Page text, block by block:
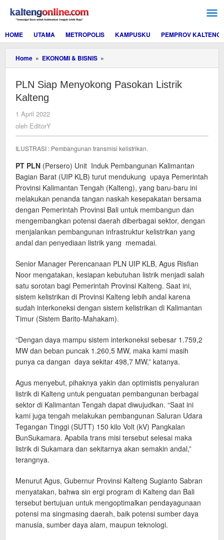
konten
HOME
UTAMA METROPOLIS KAMPUSKU PEMPROV KALTENG
Home » EKONOMI & BISNIS »
Siap
Pasokan
PLN Siap Menyokong Pasokan Listrik
Kalteng
1 April 2022
oleh EditorY
ILUSTRASI : Pembangunan transmisi kelistrikan.
PT PLN (Persero) Unit Induk Pembangunan Kalimantan
Bagian Barat (UIP KLB) turut mendukung upaya Pemerintah
Provinsi Kalimantan Tengah (Kalteng), yang baru-baru ini
melakukan penanda tangan naskah kesepakatan bersama
dengan Pemerintah Provinsi Bali untuk membangun dan
mengembangkan potensi daerah diberbagai sektor, dengan
menjalankan pembangunan infrastruktur kelistrikan yang
andal dan penyediaan listrik yang memadai.
Senior Manager Perencanaan PLN UIP KLB, Agus Risfian
Noor mengatakan, kesiapan kebutuhan listrik menjadi salah
satu sorotan bagi Pemerintah Provinsi Kalteng. Saat ini,
sistem kelistrikan di Provinsi Kalteng lebih andal karena
sudah interkoneksi dengan sistem kelistrikan di Kalimantan
Timur (Sistem Barito-Mahakam).
“Dengan daya mampu sistem interkoneksi sebesar 1.759,2
MW dan beban puncak 1.260,5 MW, maka kami masih
punya ca dangan daya sekitar 498,7 MW,” katanya.
Agus menyebut, pihaknya yakin dan optimistis penyaluran
listrik di Kalteng untuk penguatan pembangunan berbagai
sektor di Kalimantan Tengah dapat diwujudkan. “Saat ini
kami juga tengah melakukan pembangunan Saluran Udara
Tegangan Tinggi (SUTT) 150 kilo Volt (kV) Pangkalan
BunSukamara. Apabila trans misi tersebut selesai maka
listrik di Sukamara dan sekitarnya akan semakin andal,”
terangnya.
Menurut Agus, Gubernur Provinsi Kalteng Sugianto Sabran
menyatakan, bahwa sin ergi program di Kalteng dan Bali
tersebut bertujuan untuk mengoptimalkan pendayagunaan
potensi ma singmasing daerah, baik potensi sumber daya
manusia, sumber daya alam, maupun teknologi.